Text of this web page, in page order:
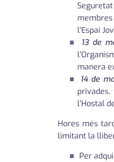
l'Espai
13 de
manera
14 de
l'Hostal
Hores més
limitant la
Per